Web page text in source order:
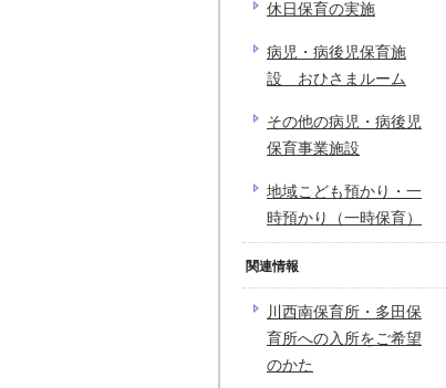
休日保育の実施
病児・病後児保育施
設 おひさまルーム
その他の病児・病後児
保育事業施設
地域こども預かり・一
時預かり（一時保育）
関連情報
川西南保育所・多田保
育所への入所をご希望
のかた